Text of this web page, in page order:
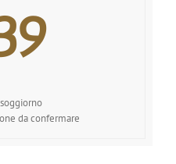
da confermare